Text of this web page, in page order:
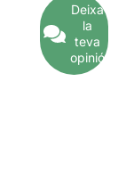
Deixa
la
teva
opinió